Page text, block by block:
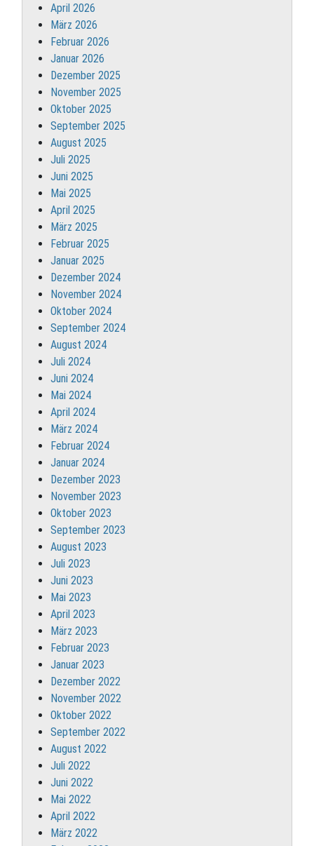
April 2026
März 2026
Februar 2026
Januar 2026
Dezember 2025
November 2025
Oktober 2025
September 2025
August 2025
Juli 2025
Juni 2025
Mai 2025
April 2025
März 2025
Februar 2025
Januar 2025
Dezember 2024
November 2024
Oktober 2024
September 2024
August 2024
Juli 2024
Juni 2024
Mai 2024
April 2024
März 2024
Februar 2024
Januar 2024
Dezember 2023
November 2023
Oktober 2023
September 2023
August 2023
Juli 2023
Juni 2023
Mai 2023
April 2023
März 2023
Februar 2023
Januar 2023
Dezember 2022
November 2022
Oktober 2022
September 2022
August 2022
Juli 2022
Juni 2022
Mai 2022
April 2022
März 2022